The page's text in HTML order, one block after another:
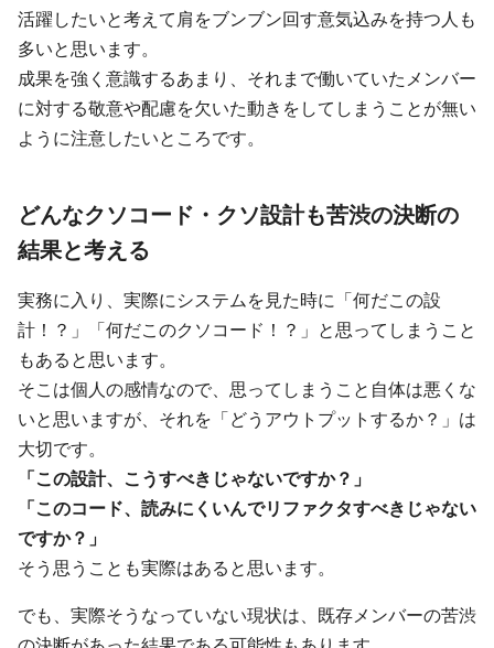
活躍したいと考えて肩をブンブン回す意気込みを持つ人も
多いと思います。
成果を強く意識するあまり、それまで働いていたメンバー
に対する敬意や配慮を欠いた動きをしてしまうことが無い
ように注意したいところです。
どんなクソコード・クソ設計も苦渋の決断の
結果と考える
実務に入り、実際にシステムを見た時に「何だこの設
計！？」「何だこのクソコード！？」と思ってしまうこと
もあると思います。
そこは個人の感情なので、思ってしまうこと自体は悪くな
いと思いますが、それを「どうアウトプットするか？」は
大切です。
「この設計、こうすべきじゃないですか？」
「このコード、読みにくいんでリファクタすべきじゃない
ですか？」
そう思うことも実際はあると思います。
でも、実際そうなっていない現状は、既存メンバーの苦渋